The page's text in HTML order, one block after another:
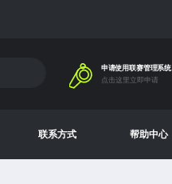
申请使用联赛管理系统
点击这里立即申请
联系方式 帮助中心